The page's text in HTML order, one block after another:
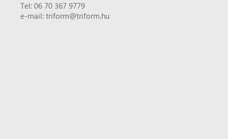
Tel: 06 70 367 9779
e-mail: triform@triform.hu